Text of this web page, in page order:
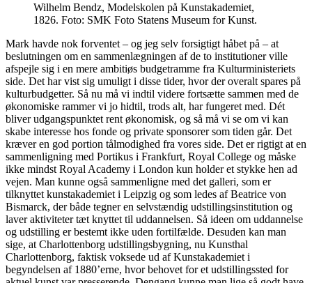
Wilhelm Bendz, Modelskolen på Kunstakademiet,
1826. Foto: SMK Foto Statens Museum for Kunst.
Mark havde nok forventet – og jeg selv forsigtigt håbet på – at
beslutningen om en sammenlægningen af de to institutioner ville
afspejle sig i en mere ambitiøs budgetramme fra Kulturministeriets
side. Det har vist sig umuligt i disse tider, hvor der overalt spares på
kulturbudgetter. Så nu må vi indtil videre fortsætte sammen med de
økonomiske rammer vi jo hidtil, trods alt, har fungeret med. Dét
bliver udgangspunktet rent økonomisk, og så må vi se om vi kan
skabe interesse hos fonde og private sponsorer som tiden går. Det
kræver en god portion tålmodighed fra vores side. Det er rigtigt at en
sammenligning med Portikus i Frankfurt, Royal College og måske
ikke mindst Royal Academy i London kun holder et stykke hen ad
vejen. Man kunne også sammenligne med det galleri, som er
tilknyttet kunstakademiet i Leipzig og som ledes af Beatrice von
Bismarck, der både tegner en selvstændig udstillingsinstitution og
laver aktiviteter tæt knyttet til uddannelsen. Så ideen om uddannelse
og udstilling er bestemt ikke uden fortilfælde. Desuden kan man
sige, at Charlottenborg udstillingsbygning, nu Kunsthal
Charlottenborg, faktisk voksede ud af Kunstakademiet i
begyndelsen af 1880’erne, hvor behovet for et udstillingssted for